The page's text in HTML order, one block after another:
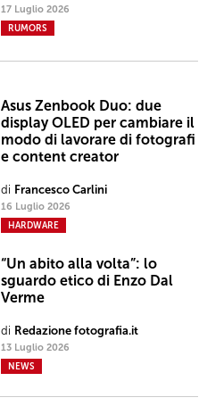
17 Luglio 2026
RUMORS
Asus Zenbook Duo: due
display OLED per cambiare il
modo di lavorare di fotografi
e content creator
di Francesco Carlini
16 Luglio 2026
HARDWARE
“Un abito alla volta”: lo
sguardo etico di Enzo Dal
Verme
di Redazione fotografia.it
13 Luglio 2026
NEWS